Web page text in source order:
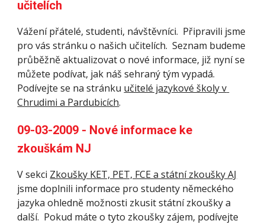
učitelích
Vážení přátelé, studenti, návštěvníci.  Připravili jsme
pro vás stránku o našich učitelích.  Seznam budeme
průběžně aktualizovat o nové informace, již nyní se
můžete podívat, jak náš sehraný tým vypadá.
Podívejte se na stránku učitelé jazykové školy v
Chrudimi a Pardubicích.
09-03-2009 - Nové informace ke
zkouškám NJ
V sekci Zkoušky KET, PET, FCE a státní zkoušky AJ
jsme doplnili informace pro studenty německého
jazyka ohledně možnosti zkusit státní zkoušky a
další.  Pokud máte o tyto zkoušky zájem, podívejte